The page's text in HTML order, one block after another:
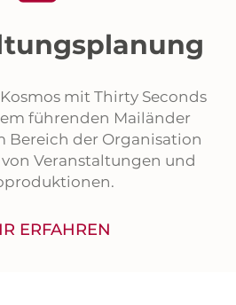
mit Thirty Seconds
führenden Mailänder
Bereich der Organisation
Veranstaltungen und
ERFAHREN